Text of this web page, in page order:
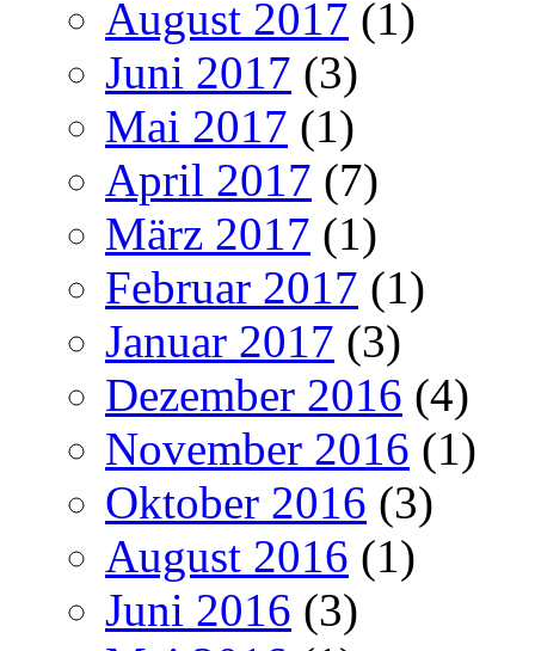
August 2017 (1)
Juni 2017 (3)
Mai 2017 (1)
April 2017 (7)
März 2017 (1)
Februar 2017 (1)
Januar 2017 (3)
Dezember 2016 (4)
November 2016 (1)
Oktober 2016 (3)
August 2016 (1)
Juni 2016 (3)